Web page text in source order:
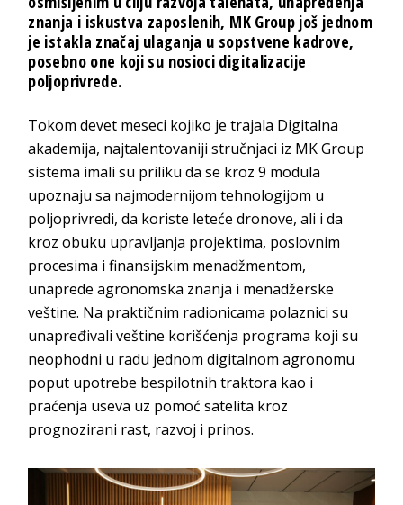
znanja i iskustva zaposlenih, MK Group još jednom
je istakla značaj ulaganja u sopstvene kadrove,
posebno one koji su nosioci digitalizacije
poljoprivrede.
Tokom devet meseci kojiko je trajala Digitalna
akademija, najtalentovaniji stručnjaci iz MK Group
sistema imali su priliku da se kroz 9 modula
upoznaju sa najmodernijom tehnologijom u
poljoprivredi, da koriste leteće dronove, ali i da
kroz obuku upravljanja projektima, poslovnim
procesima i finansijskim menadžmentom,
unaprede agronomska znanja i menadžerske
veštine. Na praktičnim radionicama polaznici su
unapređivali veštine korišćenja programa koji su
neophodni u radu jednom digitalnom agronomu
poput upotrebe bespilotnih traktora kao i
praćenja useva uz pomoć satelita kroz
prognozirani rast, razvoj i prinos.